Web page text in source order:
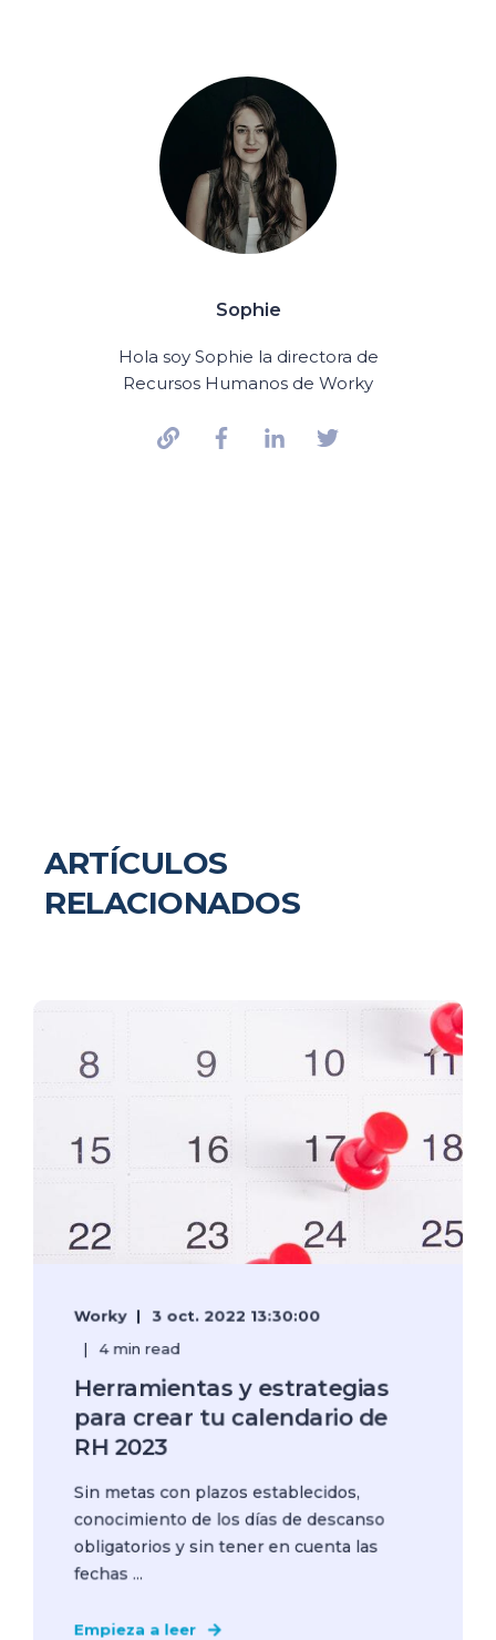
Sophie
Hola soy Sophie la directora de
Recursos Humanos de Worky
ARTÍCULOS
RELACIONADOS
Worky 3 oct. 2022 13:30:00
4 min read
Herramientas y estrategias
para crear tu calendario de
RH 2023
Sin metas con plazos establecidos,
conocimiento de los días de descanso
obligatorios y sin tener en cuenta las
fechas ...
Empieza a leer